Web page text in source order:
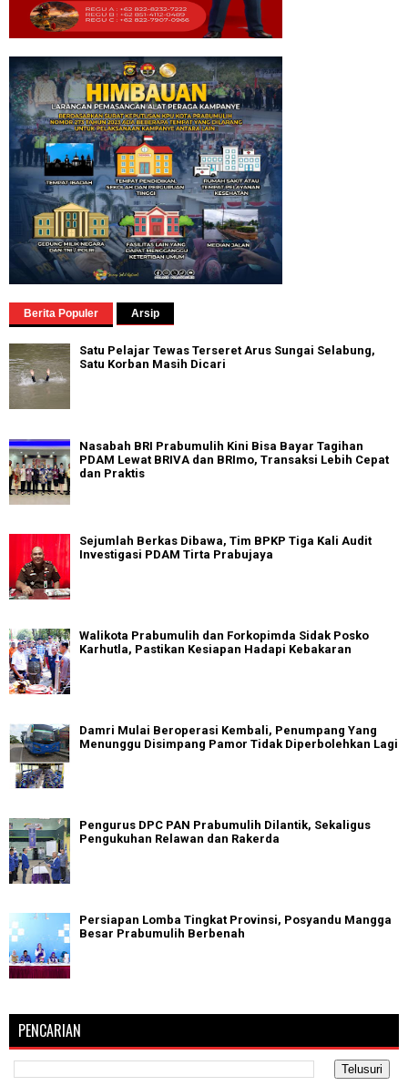
Berita Populer Arsip
Satu Pelajar Tewas Terseret Arus Sungai Selabung,
Satu Korban Masih Dicari
Nasabah BRI Prabumulih Kini Bisa Bayar Tagihan
PDAM Lewat BRIVA dan BRImo, Transaksi Lebih Cepat
dan Praktis
Sejumlah Berkas Dibawa, Tim BPKP Tiga Kali Audit
Investigasi PDAM Tirta Prabujaya
Walikota Prabumulih dan Forkopimda Sidak Posko
Karhutla, Pastikan Kesiapan Hadapi Kebakaran
Damri Mulai Beroperasi Kembali, Penumpang Yang
Menunggu Disimpang Pamor Tidak Diperbolehkan Lagi
Pengurus DPC PAN Prabumulih Dilantik, Sekaligus
Pengukuhan Relawan dan Rakerda
Persiapan Lomba Tingkat Provinsi, Posyandu Mangga
Besar Prabumulih Berbenah
PENCARIAN